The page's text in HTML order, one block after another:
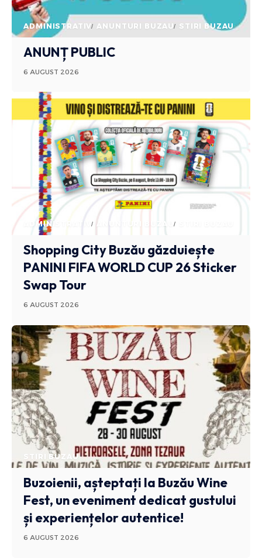
ADMINISTRATIV ANUNTURI BUZAU STIRI BUZAU
ANUNȚ PUBLIC
6 AUGUST 2026
ADMINISTRATIV ANUNTURI BUZAU
Shopping City Buzău găzduiește
PANINI FIFA WORLD CUP 26 Sticker
Swap Tour
6 AUGUST 2026
STIRI BUZAU
Buzoienii, așteptați la Buzău Wine
Fest, un eveniment dedicat gustului
și experiențelor autentice!
6 AUGUST 2026